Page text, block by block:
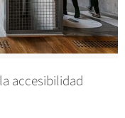
accesibilidad